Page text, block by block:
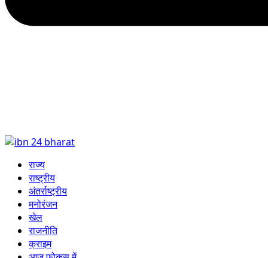
राज्य
राष्ट्रीय
अंतर्राष्ट्रीय
मनोरंजन
खेल
राजनीति
क्राइम